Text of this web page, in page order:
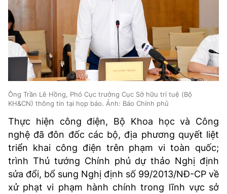
MẠNG XÃ HỘI
Ông Trần Lê Hồng, Phó Cục trưởng Cục Sở hữu trí tuệ (Bộ
KH&CN) thông tin tại họp báo. Ảnh: Báo Chính phủ
Thực hiện công điện, Bộ Khoa học và Công
nghệ đã đôn đốc các bộ, địa phương quyết liệt
triển khai công điện trên phạm vi toàn quốc;
trình Thủ tướng Chính phủ dự thảo Nghị định
sửa đổi, bổ sung Nghị định số 99/2013/NĐ-CP về
xử phạt vi phạm hành chính trong lĩnh vực sở